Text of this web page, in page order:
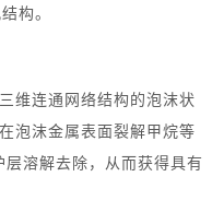
构。
维连通网络结构的泡沫状
泡沫金属表面裂解甲烷等
溶解去除，从而获得具有